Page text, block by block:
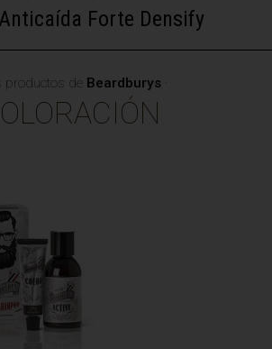
Forte Densify
productos de Beardburys